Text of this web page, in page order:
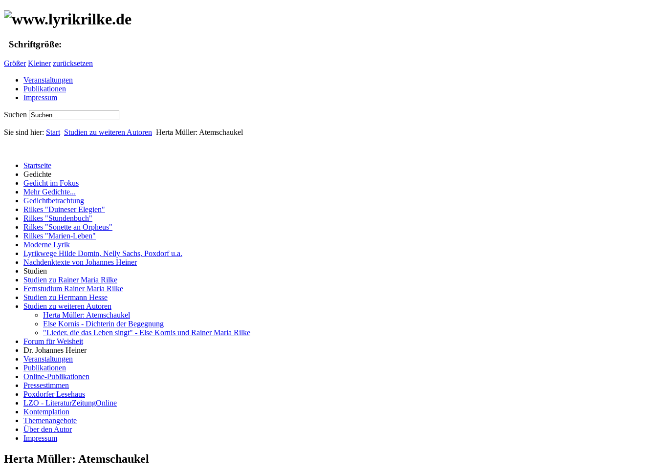
Schriftgröße:
Größer Kleiner zurücksetzen
Veranstaltungen
Publikationen
Impressum
Suchen
Sie sind hier: Start Studien zu weiteren Autoren Herta Müller: Atemschaukel
Startseite
Gedichte
Gedicht im Fokus
Mehr Gedichte...
Gedichtbetrachtung
Rilkes "Duineser Elegien"
Rilkes "Stundenbuch"
Rilkes "Sonette an Orpheus"
Rilkes "Marien-Leben"
Moderne Lyrik
Lyrikwege Hilde Domin, Nelly Sachs, Poxdorf u.a.
Nachdenktexte von Johannes Heiner
Studien
Studien zu Rainer Maria Rilke
Fernstudium Rainer Maria Rilke
Studien zu Hermann Hesse
Studien zu weiteren Autoren
Herta Müller: Atemschaukel
Else Kornis - Dichterin der Begegnung
"Lieder, die das Leben singt" - Else Kornis und Rainer Maria Rilke
Forum für Weisheit
Dr. Johannes Heiner
Veranstaltungen
Publikationen
Online-Publikationen
Pressestimmen
Poxdorfer Lesehaus
LZO - LiteraturZeitungOnline
Kontemplation
Themenangebote
Über den Autor
Impressum
Herta Müller: Atemschaukel